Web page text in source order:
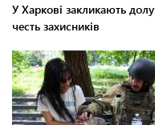
У Харкові закликають
честь захисників